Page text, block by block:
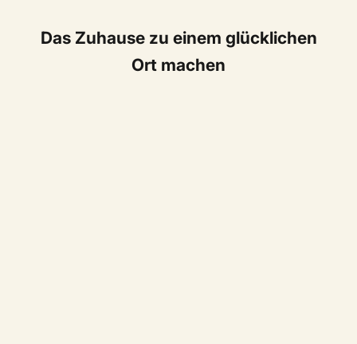
Das Zuhause zu einem glücklichen
Ort machen